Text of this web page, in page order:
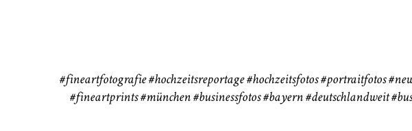
#fineartfotografie #hochzeitsreportage #hochzeitsfotos #portraitfotos
#fineartprints#münchen#businessfotos#bayern #deutschlandweit